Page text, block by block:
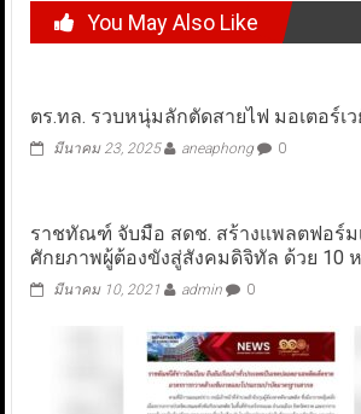
You May Also Like
ตร.ทล. รวบหนุ่มลักตัดสายไฟ มอเตอร์เว
มีนาคม 23, 2025 aneaphong 0
ราชทัณฑ์ จับมือ สดช. สร้างแพลตฟอร์
ศักยภาพผู้ต้องขังสู่สังคมดิจิทัล ด้วย 10
มีนาคม 10, 2021 admin 0